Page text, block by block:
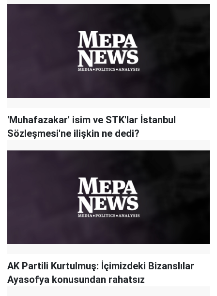
'Muhafazakar' isim ve STK'lar İstanbul
Sözleşmesi'ne ilişkin ne dedi?
AK Partili Kurtulmuş: İçimizdeki Bizanslılar
Ayasofya konusundan rahatsız